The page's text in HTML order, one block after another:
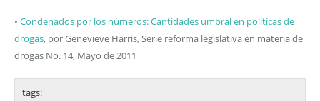
• Condenados por los números: Cantidades umbral en políticas de
drogas, por Genevieve Harris, Serie reforma legislativa en materia de
drogas No. 14, Mayo de 2011
tags: